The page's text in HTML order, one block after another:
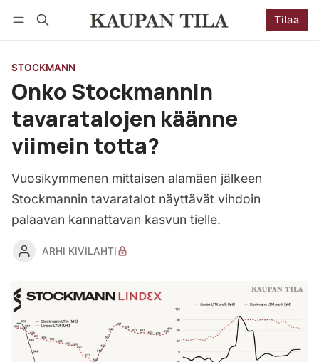
Tilaa
STOCKMANN
Onko Stockmannin
tavaratalojen käänne
viimein totta?
Vuosikymmenen mittaisen alamäen jälkeen
Stockmannin tavaratalot näyttävät vihdoin
palaavan kannattavan kasvun tielle.
ARHI KIVILAHTI